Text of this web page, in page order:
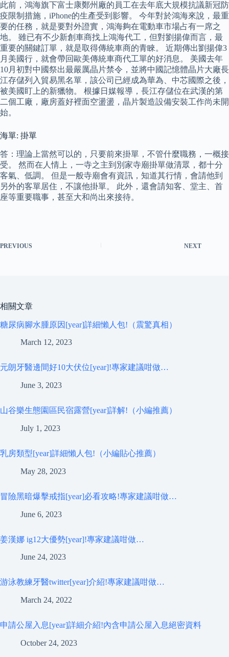
此前，鴻海旗下富士康鄭州廠的員工在去年底大規模抗議新冠防
疫限制措施，iPhone的生產受到影響。 今年對於鴻海來說，最重
要的任務，就是要對外證實，鴻海夠在電動車市場占有一席之
地。 雖已有不少新創車商找上鴻海代工，但對劉揚偉而言，最
重要的關鍵訂單，就是取得傳統車商的青睞。 近期傳出劉揚偉3
月美國行，就會帶回歐美傳統車商代工單的好消息。 美國去年
10月初對中國祭出最嚴厲晶片禁令，並將中國記憶體晶片大廠長
江存儲列入貿易黑名單，該公司已經成為華為、中芯國際之後，
被美國盯上的新獵物。 根據日媒報導，長江存儲位在武漢的第
二個工廠，廠房蓋好裡面空盪盪，晶片製造設備安裝工作尚未開
始。
海單: 掛單
答：理論上當然可以的，只要前來掛單，不管什麼職務，一概接
受。 然而在人情上，一寺之主到別家寺廟掛單做清眾，都十分
客氣、低調。 但是一般寺廟會有資訊，知道其行情，會請他到
另外的客單居住，不讓他掛單。 此外，還會請知客、堂主、首
座等重要職事，甚至大和尚出來接待。
PREVIOUS NEXT
相關文章
糖尿病腳水腫原因[year]詳細懶人包!（震驚真相）
March 12, 2023
元朗牙醫邊間好10大伏位[year]!專家建議咁做…
June 3, 2023
山谷樂生態園區民宿露營[year]詳解!（小編推薦）
July 1, 2023
乳房類型[year]詳細懶人包!（小編貼心推薦）
May 28, 2023
冒險黑暗爆擊戒指[year]必看攻略!專家建議咁做…
June 6, 2023
姜漢娜 ig12大優勢[year]!專家建議咁做…
June 24, 2023
游泳教練牙醫twitter[year]介紹!專家建議咁做…
March 24, 2022
申請公屋入息[year]詳細介紹!內含申請公屋入息絕密資料
October 24, 2023